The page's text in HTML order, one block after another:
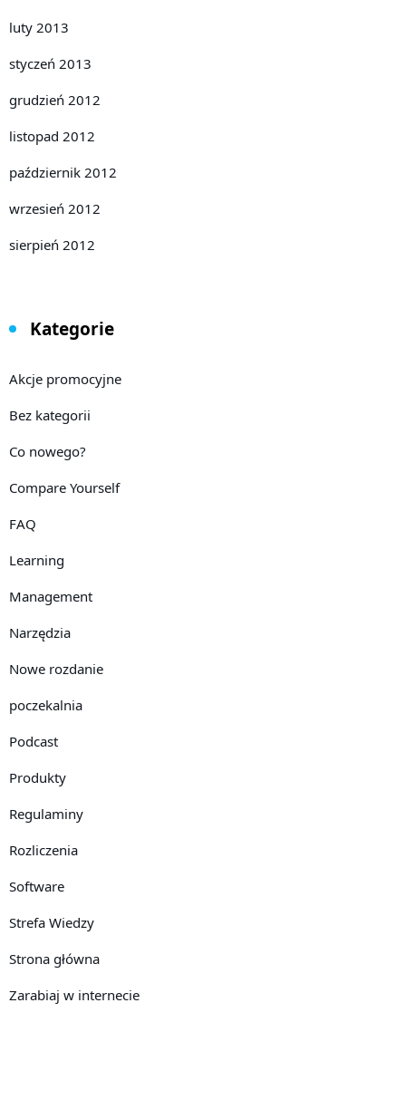
luty 2013
styczeń 2013
grudzień 2012
listopad 2012
październik 2012
wrzesień 2012
sierpień 2012
Kategorie
Akcje promocyjne
Bez kategorii
Co nowego?
Compare Yourself
FAQ
Learning
Management
Narzędzia
Nowe rozdanie
poczekalnia
Podcast
Produkty
Regulaminy
Rozliczenia
Software
Strefa Wiedzy
Strona główna
Zarabiaj w internecie